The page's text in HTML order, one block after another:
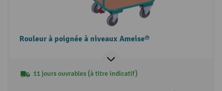
Rouleur à poignée à niveaux Ameise®
11 jours ouvrables (à titre indicatif)